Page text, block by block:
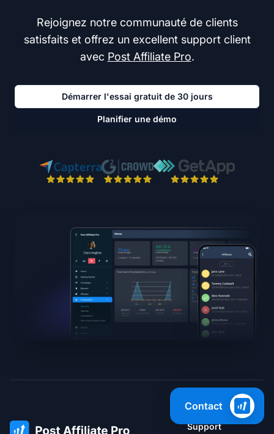
Rejoignez notre communauté de clients
satisfaits et offrez un excellent support client
avec Post Affiliate Pro.
Démarrer l'essai gratuit de 30 jours
Planifier une démo
Support
Contact